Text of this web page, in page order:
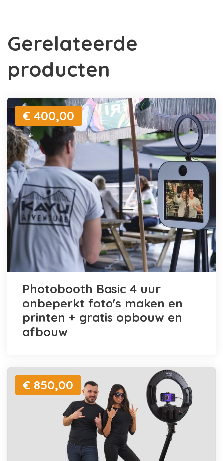
Gerelateerde
producten
€ 400,00
Photobooth Basic 4 uur
onbeperkt foto's maken en
printen + gratis opbouw en
afbouw
€ 850,00